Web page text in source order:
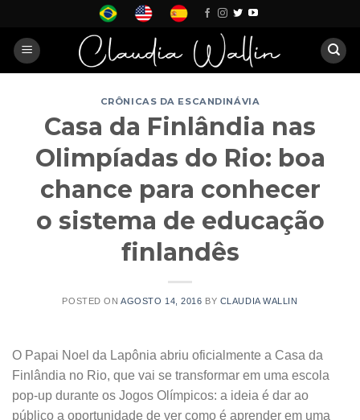
content
CRÔNICAS DA ESCANDINÁVIA
Casa da Finlândia nas
Olimpíadas do Rio: boa
chance para conhecer
o sistema de educação
finlandês
POSTED ONAGOSTO 14, 2016 BY CLAUDIA WALLIN
O Papai Noel da Lapônia abriu oficialmente a Casa da
Finlândia no Rio, que vai se transformar em uma escola
pop-up durante os Jogos Olímpicos: a ideia é dar ao
público a oportunidade de ver como é aprender em uma